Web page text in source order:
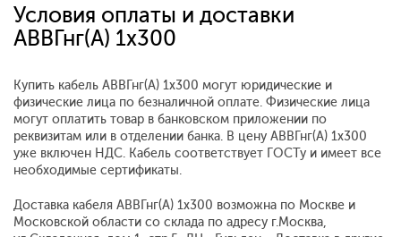
Условия оплаты и доставки
АВВГнг(А) 1x300
Купить кабель АВВГнг(А) 1x300 могут юридические и
физические лица по безналичной оплате. Физические лица
могут оплатить товар в банковском приложении по
реквизитам или в отделении банка. В цену АВВГнг(А) 1x300
уже включен НДС. Кабель соответствует ГОСТу и имеет все
необходимые сертификаты.
Доставка кабеля АВВГнг(А) 1x300 возможна по Москве и
Московской области со склада по адресу г.Москва,